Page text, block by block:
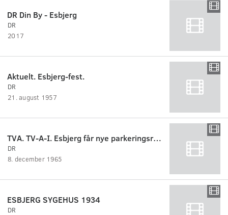
DR Din By - Esbjerg
DR
2017
Aktuelt. Esbjerg-fest.
DR
21. august 1957
TVA. TV-A-I. Esbjerg får nye parkeringsregler.
DR
8. december 1965
ESBJERG SYGEHUS 1934
DR